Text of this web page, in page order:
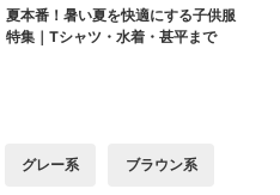
夏本番！暑い夏を快適にする子供服
特集｜Tシャツ・水着・甚平まで
グレー系 ブラウン系